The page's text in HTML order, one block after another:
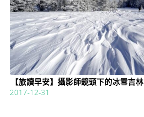
【旅讀早安】攝影師鏡頭下的冰雪吉林
2017-12-31